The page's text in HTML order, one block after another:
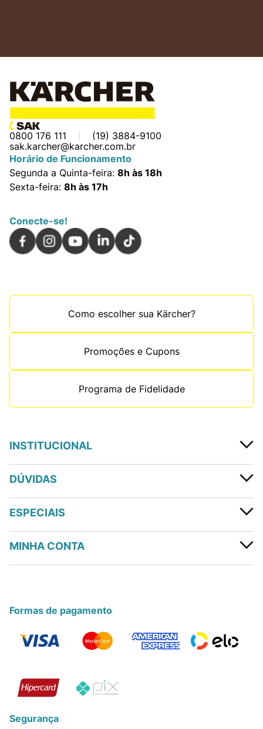
0800 176 111
(19) 3884-9100
sak.karcher@karcher.com.br
Horário de Funcionamento
Segunda a Quinta-feira: 8h às 18h
Sexta-feira: 8h às 17h
Conecte-se!
Como escolher sua Kärcher?
Promoções e Cupons
Programa de Fidelidade
INSTITUCIONAL
DÚVIDAS
ESPECIAIS
MINHA CONTA
Formas de pagamento
Segurança